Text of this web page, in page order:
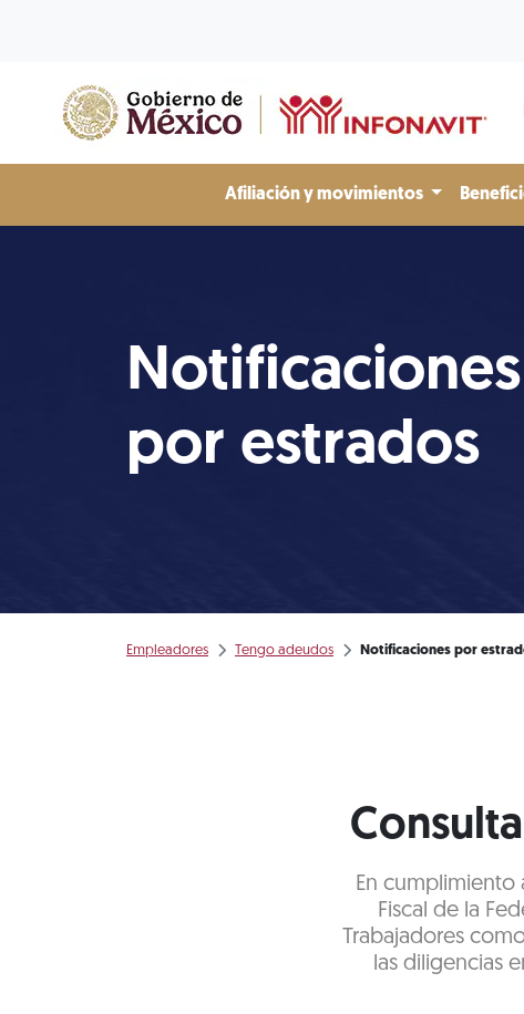
Afiliación y movimientos
Notificaciones
por estrados
Empleadores Tengo adeudos Notificaciones por
En cumplimiento
Fiscal de la
Trabajadores
las diligencias